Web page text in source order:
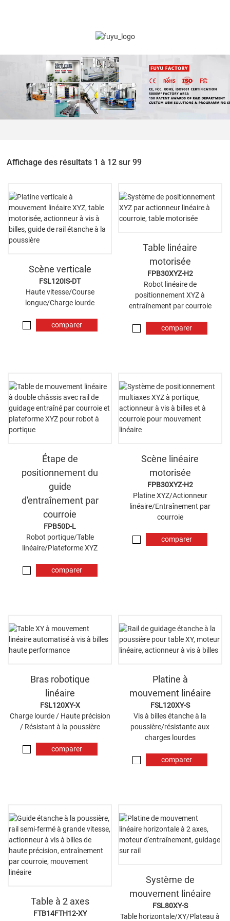
Affichage des résultats 1 à 12 sur 99
Scène verticale
FSL120IS-DT
Haute vitesse/Course
longue/Charge lourde
comparer
Table linéaire
motorisée
FPB30XYZ-H2
Robot linéaire de
positionnement XYZ à
entraînement par courroie
comparer
Étape de
positionnement du
guide
d'entraînement par
courroie
FPB50D-L
Robot portique/Table
linéaire/Plateforme XYZ
comparer
Scène linéaire
motorisée
FPB30XYZ-H2
Platine XYZ/Actionneur
linéaire/Entraînement par
courroie
comparer
Bras robotique
linéaire
FSL120XY-X
Charge lourde / Haute précision
/ Résistant à la poussière
comparer
Platine à
mouvement linéaire
FSL120XY-S
Vis à billes étanche à la
poussière/résistante aux
charges lourdes
comparer
Table à 2 axes
FTB14FTH12-XY
Système de
mouvement linéaire
FSL80XY-S
Table horizontale/XY/Plateau à